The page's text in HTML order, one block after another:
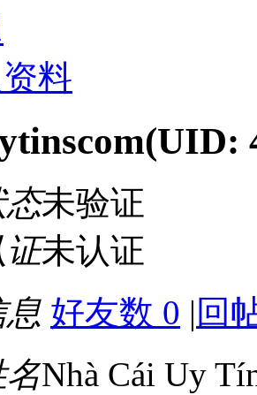
料
(UID:
态未验证
证未认证
好友数 0 | 回
Nhà Cái Uy